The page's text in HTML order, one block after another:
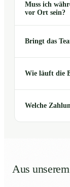
Muss ich
vor Ort sein?
Bringt das
Wie läuft die
Welche
Aus